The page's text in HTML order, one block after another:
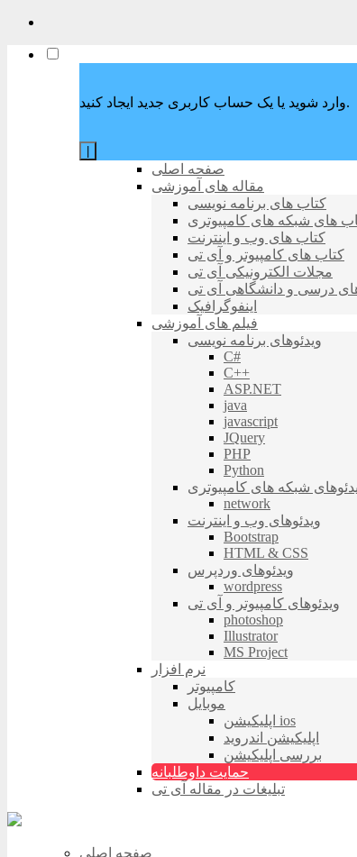
وارد شوید یا یک حساب کاربری جدید ایجاد کنید.
صفحه اصلی
مقاله های آموزشی
کتاب های برنامه نویسی
های شبکه های کامپیوتری
کتاب های وب و اینترنت
کتاب های کامپیوتر و آی تی
مجلات الکترونیکی آی تی
درسی و دانشگاهی آی تی
اینفوگرافیک
فیلم های آموزشی
ویدئوهای برنامه نویسی
C#
C++
ASP.NET
java
javascript
JQuery
PHP
Python
شبکه های کامپیوتری
network
ویدئوهای وب و اینترنت
Bootstrap
HTML & CSS
ویدئوهای وردپرس
wordpress
ویدئوهای کامپیوتر و آی تی
photoshop
Illustrator
MS Project
نرم افزار
کامپیوتر
موبایل
اپلیکیشن ios
اپلیکیشن اندروید
بررسی اپلیکیشن
حمایت داوطلبانه
تبلیغات در مقاله آی تی
صفحه اصلی